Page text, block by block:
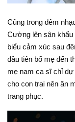
Cũng trong đêm
Cường lên sân khấu
biểu cảm xúc sau
đầu tiên bố mẹ đến
mẹ nam ca sĩ chỉ dự
cho con trai nên ăn
trang phục.